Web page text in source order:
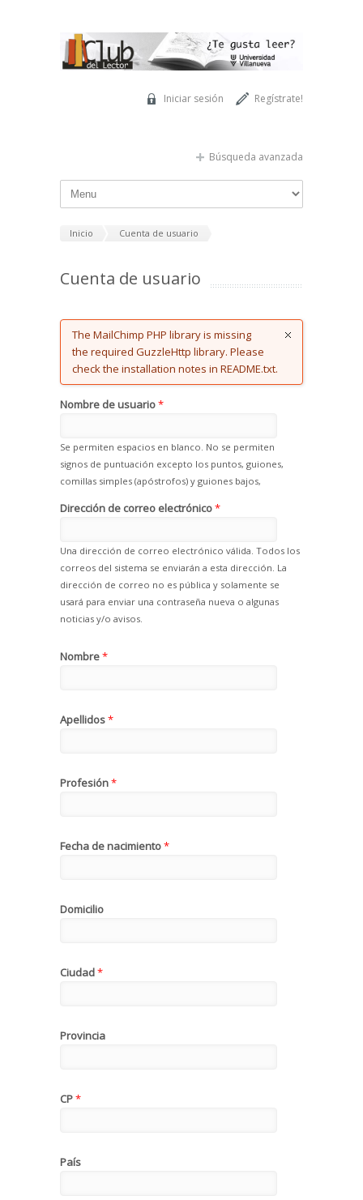
Regístrate!
Iniciar sesión
Búsqueda avanzada
Inicio Cuenta de usuario
Cuenta de usuario
Error message
The MailChimp PHP library is missing
the required GuzzleHttp library. Please
check the installation notes in README.txt.
Nombre de usuario*
Se permiten espacios en blanco. No se permiten
signos de puntuación excepto los puntos, guiones,
comillas simples (apóstrofos) y guiones bajos,
Dirección de correo electrónico*
Una dirección de correo electrónico válida. Todos los
correos del sistema se enviarán a esta dirección. La
dirección de correo no es pública y solamente se
usará para enviar una contraseña nueva o algunas
noticias y/o avisos.
Nombre*
Apellidos*
Profesión*
Fecha de nacimiento*
Domicilio
Ciudad*
Provincia
CP*
País